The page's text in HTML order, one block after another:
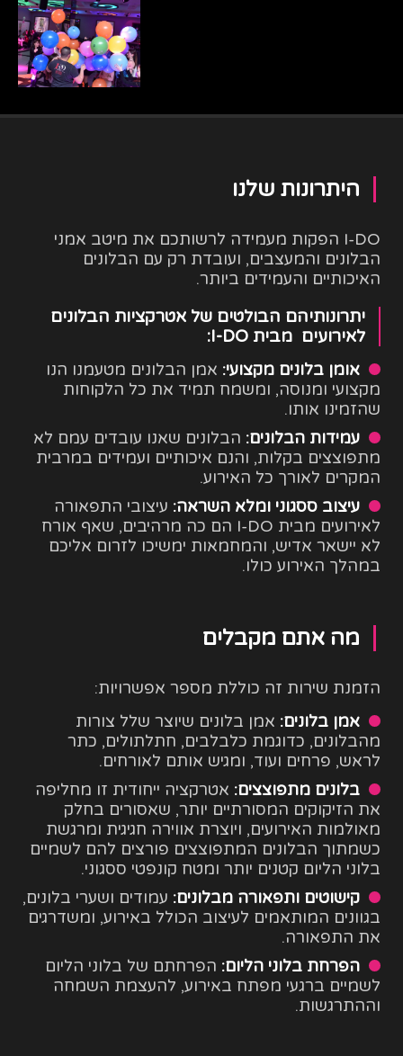
היתרונות שלנו
I-DO הפקות מעמידה לרשותכם את מיטב אמני
הבלונים והמעצבים, ועובדת רק עם הבלונים
האיכותיים והעמידים ביותר.
יתרונותיהם הבולטים של אטרקציות הבלונים
לאירועים מבית I-DO:
אומן בלונים מקצועי: אמן הבלונים מטעמנו הנו
מקצועי ומנוסה, ומשמח תמיד את כל הלקוחות
שהזמינו אותו.
עמידות הבלונים: הבלונים שאנו עובדים עמם לא
מתפוצצים בקלות, והנם איכותיים ועמידים במרבית
המקרים לאורך כל האירוע.
עיצוב ססגוני ומלא השראה: עיצובי התפאורה
לאירועים מבית I-DO הם כה מרהיבים, שאף אורח
לא יישאר אדיש, והמחמאות ימשיכו לזרום אליכם
במהלך האירוע כולו.
מה אתם מקבלים
הזמנת שירות זה כוללת מספר אפשרויות:
אמן בלונים: אמן בלונים שיוצר שלל צורות
מהבלונים, כדוגמת כלבלבים, חתלתולים, כתר
לראש, פרחים ועוד, ומגיש אותם לאורחים.
בלונים מתפוצצים: אטרקציה ייחודית זו מחליפה
את הזיקוקים המסורתיים יותר, שאסורים בחלק
מאולמות האירועים, ויוצרת אווירה חגיגית ומרגשת
כשמתוך הבלונים המתפוצצים פורצים להם לשמיים
בלוני הליום קטנים יותר ומטח קונפטי ססגוני.
קישוטים ותפאורה מבלונים: עמודים ושערי בלונים,
בגוונים המותאמים לעיצוב הכולל באירוע, ומשדרגים
את התפאורה.
הפרחת בלוני הליום: הפרחתם של בלוני הליום
לשמיים ברגעי מפתח באירוע, להעצמת השמחה
וההתרגשות.